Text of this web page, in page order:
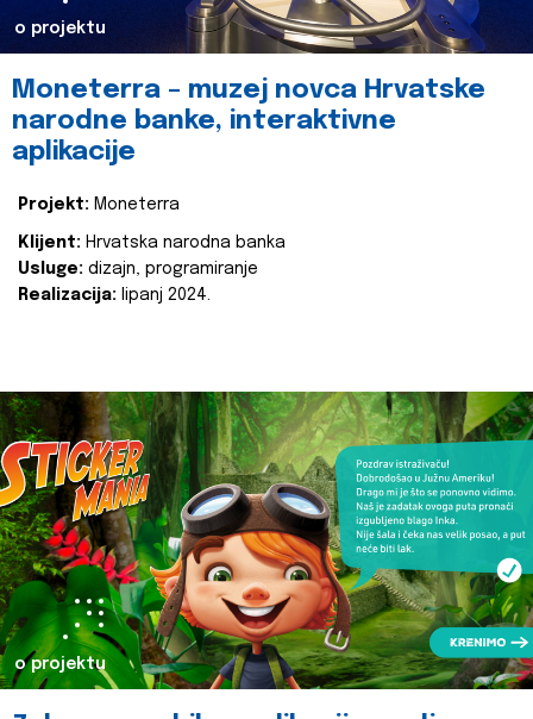
o projektu
Moneterra – muzej novca Hrvatske
narodne banke, interaktivne
aplikacije
Projekt: Moneterra
Klijent: Hrvatska narodna banka
Usluge: dizajn, programiranje
Realizacija: lipanj 2024.
o projektu